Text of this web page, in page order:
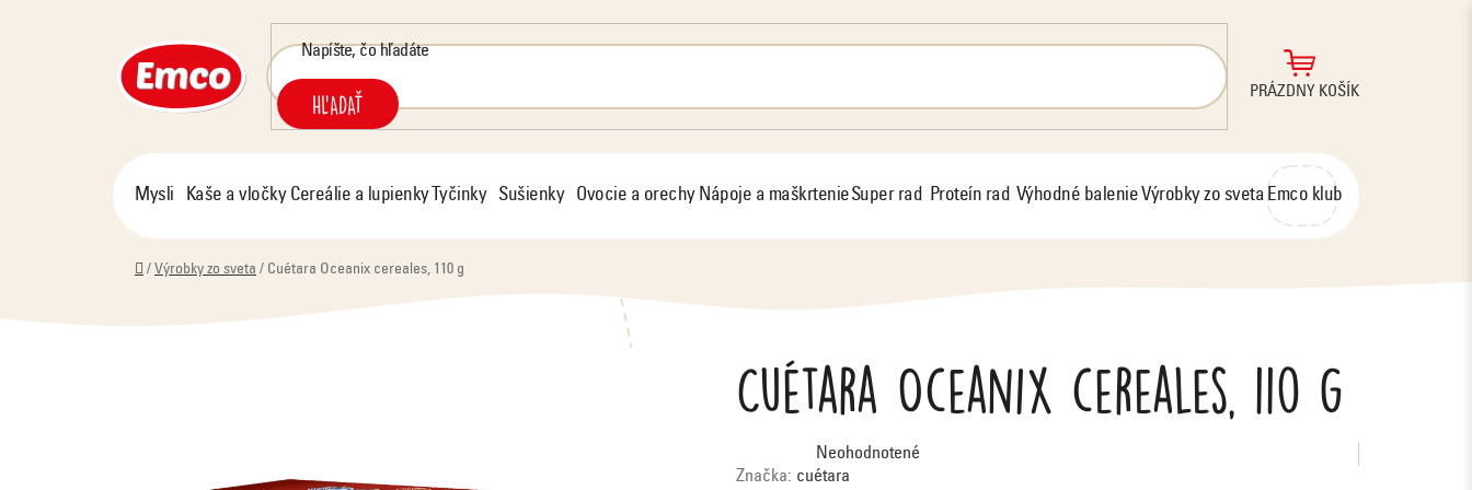
HĽADAŤ
NÁKUPNÝ
PRÁZDNY KOŠÍK
Mysli Kaše a vločky Cereálie a lupienky Tyčinky Sušienky Ovocie a orechy Nápoje a maškrtenieSuper rad Proteín rad Výhodné balenie Výrobky zo svetaEmco klub
Domov
/ Výrobky zo sveta / Cuétara Oceanix cereales, 110 g
Cuétara Oceanix cereales, 110 g
Priemerné
hodnotenie
produktu
je
Neohodnotené
Značka: cuétara